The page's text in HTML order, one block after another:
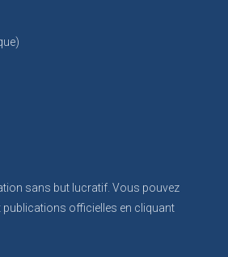
sans but lucratif. Vous pouvez
officielles en cliquant